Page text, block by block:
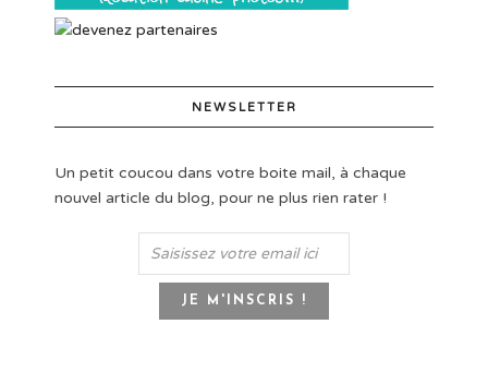
NEWSLETTER
Un petit coucou dans votre boite mail, à chaque
nouvel article du blog, pour ne plus rien rater !